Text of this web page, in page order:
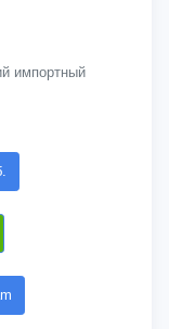
импортный